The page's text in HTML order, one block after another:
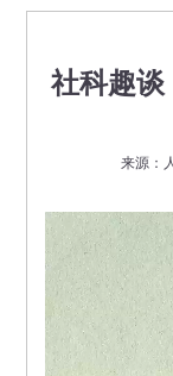
首 页
科普活动
社科趣谈
来源：